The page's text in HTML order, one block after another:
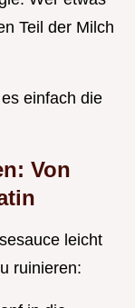
Teil der Milch
einfach die
Von
leicht
ruinieren: